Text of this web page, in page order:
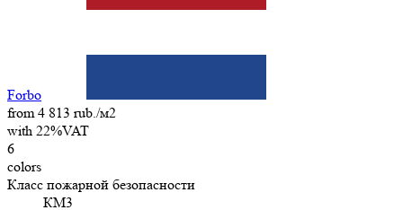
Forbo
from 4 813 rub./м2
with 22%VAT
6
colors
Класс пожарной безопасности
КМ3